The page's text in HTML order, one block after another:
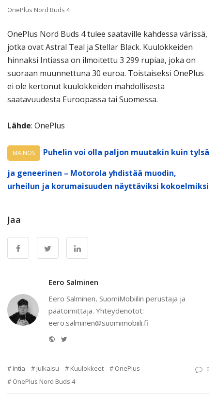
OnePlus Nord Buds 4
OnePlus Nord Buds 4 tulee saataville kahdessa värissä,
jotka ovat Astral Teal ja Stellar Black. Kuulokkeiden
hinnaksi Intiassa on ilmoitettu 3 299 rupiaa, joka on
suoraan muunnettuna 30 euroa. Toistaiseksi OnePlus
ei ole kertonut kuulokkeiden mahdollisesta
saatavuudesta Euroopassa tai Suomessa.
Lähde: OnePlus
MAINOS
Puhelin voi olla paljon muutakin kuin tylsä
ja geneerinen – Motorola yhdistää muodin,
urheilun ja korumaisuuden näyttäviksi kokoelmiksi
Jaa
Eero Salminen
Eero Salminen, SuomiMobiilin perustaja ja
päätoimittaja. Yhteydenotot:
eero.salminen@suomimobiili.fi
Website
Intia Julkaisu Kuulokkeet
OnePlus
OnePlus Nord Buds 4
0